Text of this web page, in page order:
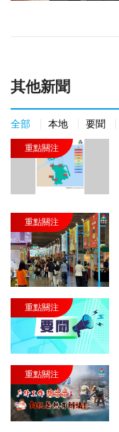
其他新聞
全部 本地 要聞